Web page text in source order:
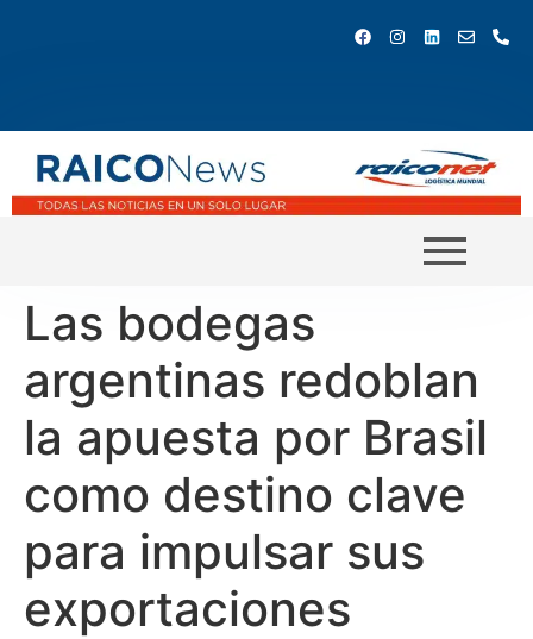
Las bodegas
argentinas redoblan
la apuesta por Brasil
como destino clave
para impulsar sus
exportaciones